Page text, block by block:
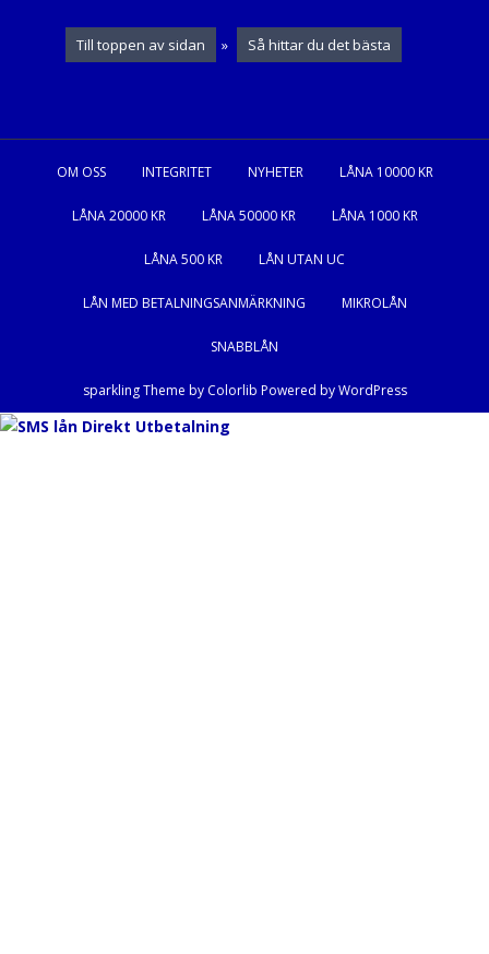
Till toppen av sidan » Så hittar du det bästa
OM OSS INTEGRITET NYHETER LÅNA 10000 KR
LÅNA 20000 KR LÅNA 50000 KR LÅNA 1000 KR
LÅNA 500 KR LÅN UTAN UC
LÅN MED BETALNINGSANMÄRKNING MIKROLÅN
SNABBLÅN
sparkling Theme by Colorlib Powered byWordPress